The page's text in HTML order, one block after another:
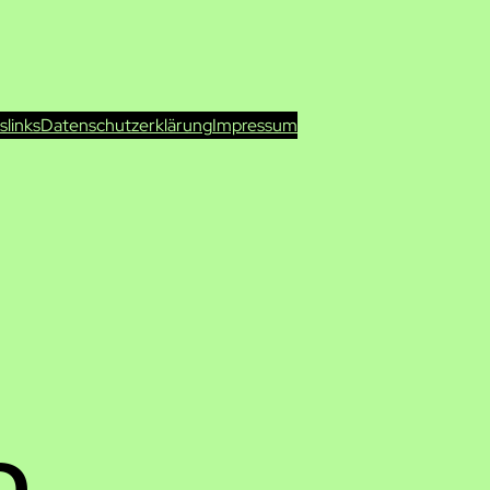
linksDatenschutzerklärungImpressum